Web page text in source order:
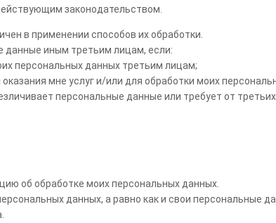
законодательством.
в применении способов их обработки.
данные иным третьим лицам, если:
персональных данных третьим лицам;
мне услуг и/или для обработки моих
персональные данные или требует от
об обработке моих персональных данных.
данных, а равно как и свои персональные